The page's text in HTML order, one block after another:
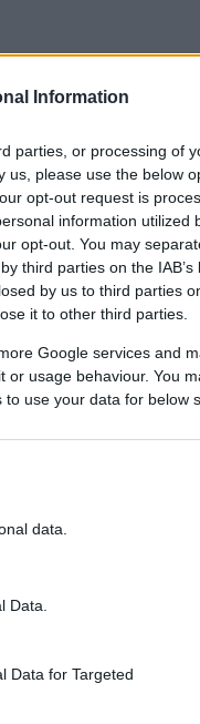
Information
parties, or processing of
please use the below
opt-out request is
information utilized
opt-out. You may
third parties on the IAB’s
by us to third parties
it to other third parties.
Google services and
usage behaviour. You
use your data for below
data.
Data.
Data for Targeted